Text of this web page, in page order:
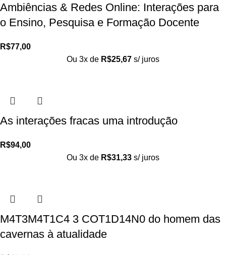
Ambiências & Redes Online: Interações para
o Ensino, Pesquisa e Formação Docente
R$77,00
Ou 3x de R$25,67 s/ juros
As interações fracas uma introdução
R$94,00
Ou 3x de R$31,33 s/ juros
M4T3M4T1C4 3 COT1D14N0 do homem das
cavernas à atualidade